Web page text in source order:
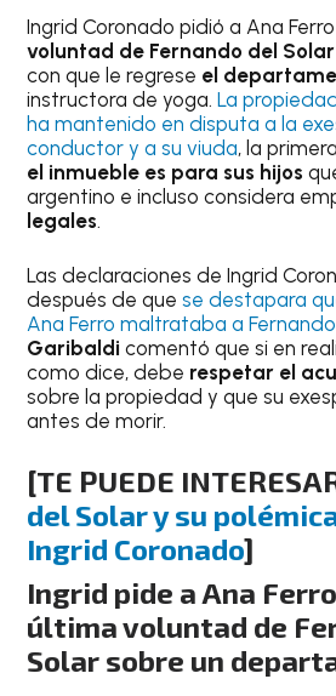
Ingrid Coronado pidió a Ana
voluntad de Fernando del Solar
con que le regrese el
instructora de yoga.La
ha mantenido en disputa a la
conductor y a su viuda, la
el inmueble es para sus hijos
argentino e incluso considera
legales.
Las declaraciones de Ingrid
después de quese destapara
Ana Ferro maltrataba a
Garibaldi comentó que si en
como dice, debe respetar el
sobre la propiedad y que su
antes de morir.
[TE PUEDE
del Solar y su
Ingrid Coronado]
Ingrid pide a Ana
última voluntad de
Solar sobre un